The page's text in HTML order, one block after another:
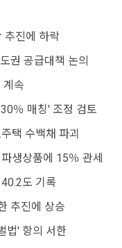
추진에 하락
권 공급대책 논의
계속
％ 매칭' 조정 검토
택 수백채 파괴
생상품에 15％ 관세
도 기록
추진에 상승
법' 항의 서한